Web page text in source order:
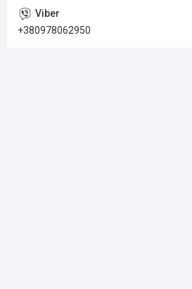
+380978062950